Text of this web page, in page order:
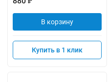
В корзину
Купить в 1 клик